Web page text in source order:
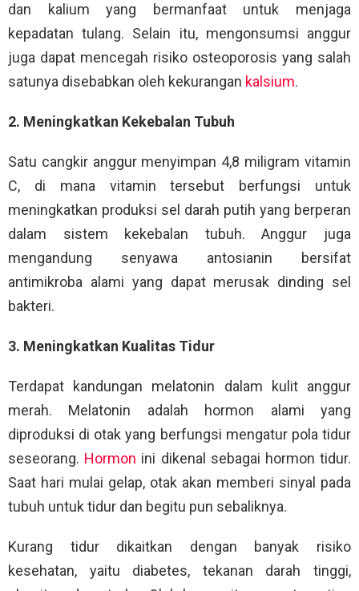
dan kalium yang bermanfaat untuk menjaga
kepadatan tulang. Selain itu, mengonsumsi anggur
juga dapat mencegah risiko osteoporosis yang salah
satunya disebabkan oleh kekurangan kalsium.
2. Meningkatkan Kekebalan Tubuh
Satu cangkir anggur menyimpan 4,8 miligram vitamin
C, di mana vitamin tersebut berfungsi untuk
meningkatkan produksi sel darah putih yang berperan
dalam sistem kekebalan tubuh. Anggur juga
mengandung senyawa antosianin bersifat
antimikroba alami yang dapat merusak dinding sel
bakteri.
3. Meningkatkan Kualitas Tidur
Terdapat kandungan melatonin dalam kulit anggur
merah. Melatonin adalah hormon alami yang
diproduksi di otak yang berfungsi mengatur pola tidur
seseorang. Hormon ini dikenal sebagai hormon tidur.
Saat hari mulai gelap, otak akan memberi sinyal pada
tubuh untuk tidur dan begitu pun sebaliknya.
Kurang tidur dikaitkan dengan banyak risiko
kesehatan, yaitu diabetes, tekanan darah tinggi,